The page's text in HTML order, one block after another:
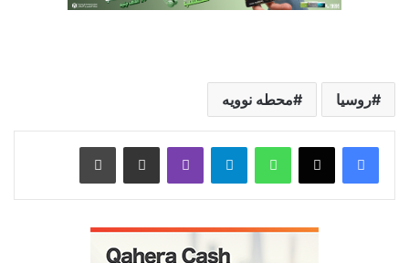
روسيا محطه نوويه
واتساب تيلقرام ڤايبر مشاركة عبر البريد طباعة